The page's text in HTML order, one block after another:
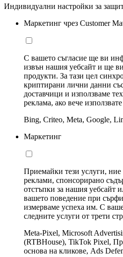
Индивидуални настройки за
Маркетинг чрез Customer
С вашето съгласие ще ви
извън нашия уебсайт и ще
продукти. За тази цел
криптирани лични данни
доставчици и използваме
реклама, ако вече
Bing, Criteo, Meta, Google,
Маркетинг
Приемайки тези услуги,
реклами, спонсорирано
отстъпки за нашия уебсайт
вашето поведение при
измерваме успеха им. С
следните услуги от трети
Meta-Pixel, Microsoft
(RTBHouse), TikTok Pixel,
основа на кликове, Ads